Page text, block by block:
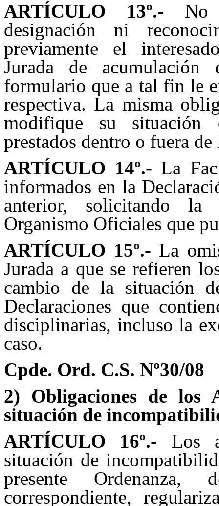
ARTÍCULO 13º.- No
designación ni
previamente el
Jurada de
formulario que a tal fin le
respectiva. La misma
modifique su situación
prestados dentro o fuera
ARTÍCULO 14º.- La
informados en la
anterior, solicitando la
Organismo Oficiales que
ARTÍCULO 15º.- La
Jurada a que se refieren
cambio de la situación
Declaraciones que
disciplinarias, incluso la
caso.
Cpde. Ord. C.S. Nº30/08
2) Obligaciones de los
situación de
ARTÍCULO 16º.- Los
situación de
presente Ordenanza,
correspondiente,